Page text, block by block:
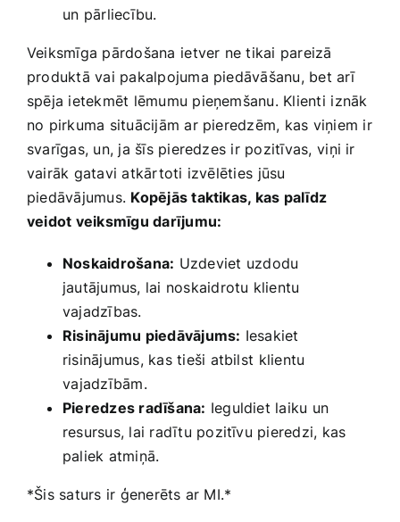
un ⁣pārliecību.
Veiksmīga pārdošana ⁢ietver ne ‍tikai pareizā
produktā​ vai ‍pakalpojuma piedāvāšanu, bet arī
spēja ietekmēt lēmumu pieņemšanu. Klienti ⁢iznāk
no pirkuma‍ situācijām ar pieredzēm, kas viņiem ir‌
svarīgas, un, ja šīs pieredzes ir pozitīvas,⁢ viņi ‌ir⁣
vairāk​ gatavi atkārtoti izvēlēties⁢ jūsu
‌piedāvājumus. Kopējās taktikas, kas palīdz
‍veidot veiksmīgu darījumu:
Noskaidrošana: Uzdeviet ⁤uzdodu
jautājumus, lai ‌noskaidrotu klientu
vajadzības.
Risinājumu piedāvājums: Iesakiet
risinājumus, kas tieši atbilst⁣ klientu
⁣vajadzībām.
Pieredzes radīšana: Ieguldiet laiku un
resursus,‍ lai radītu pozitīvu pieredzi, kas
paliek atmiņā.
*Šis saturs ir ģenerēts ar MI.*